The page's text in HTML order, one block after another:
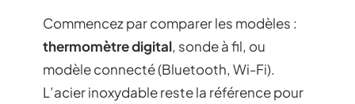
Commencez par comparer les modèles :
thermomètre digital, sonde à fil, ou
modèle connecté (Bluetooth, Wi-Fi).
L’acier inoxydable reste la référence pour